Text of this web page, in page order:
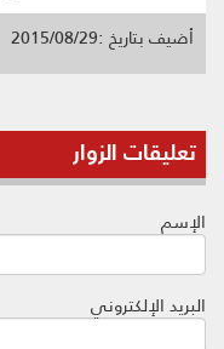
أضيف بتاريخ :2015/08/29
تعليقات الزوار
الإسم
البريد الإلكتروني